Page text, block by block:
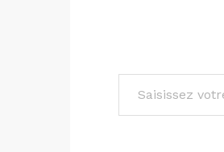
Saisissez votre adresse e-mail…